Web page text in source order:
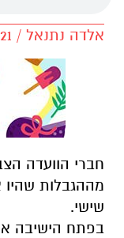
אלדה נתנאל / 18:21 20.07.20
חברי הוועדה
מההגבלות שהיו
שישי.
בפתח הישיבה